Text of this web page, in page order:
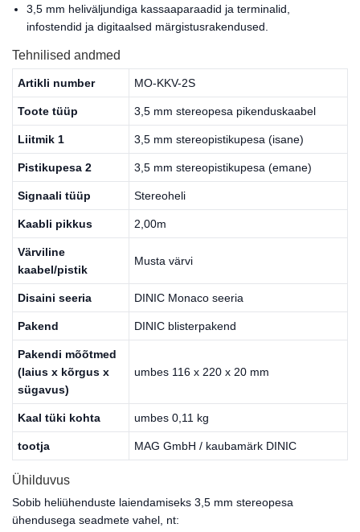
3,5 mm heliväljundiga kassaaparaadid ja terminalid,
infostendid ja digitaalsed märgistusrakendused.
Tehnilised andmed
Artikli number MO-KKV-2S
Toote tüüp 3,5 mm stereopesa pikenduskaabel
Liitmik 1 3,5 mm stereopistikupesa (isane)
Pistikupesa 2 3,5 mm stereopistikupesa (emane)
Signaali tüüp Stereoheli
Kaabli pikkus 2,00m
Värviline
kaabel/pistik
Musta värvi
Disaini seeria DINIC Monaco seeria
Pakend DINIC blisterpakend
Pakendi mõõtmed
(laius x kõrgus x
sügavus)
umbes 116 x 220 x 20 mm
Kaal tüki kohta umbes 0,11 kg
tootja MAG GmbH / kaubamärk DINIC
Ühilduvus
Sobib heliühenduste laiendamiseks 3,5 mm stereopesa
ühendusega seadmete vahel, nt: